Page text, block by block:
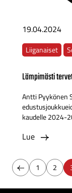
19.04.2024
Liiganaiset
Lämpimästi
Antti Pyykönen
kaudelle 2024-
Lue
Edellinen
sivu
1 2